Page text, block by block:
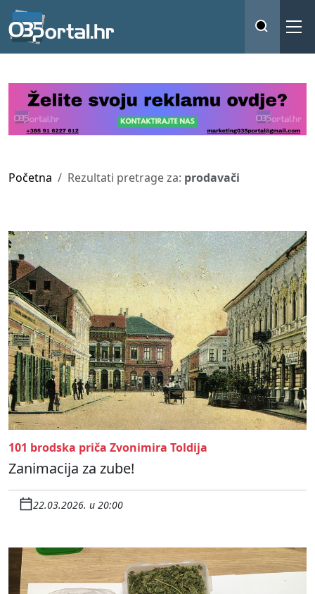
Početna Rezultati pretrage za: prodavači
101 brodska priča Zvonimira Toldija
Zanimacija za zube!
22.03.2026. u 20:00